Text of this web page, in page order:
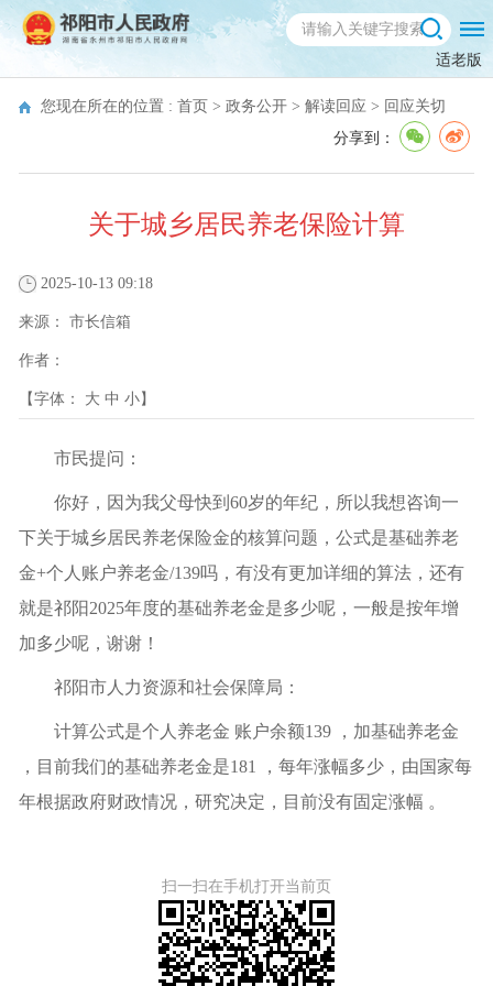
适老版
您现在所在的位置 : 首页 > 政务公开 > 解读回应 > 回应关切
分享到：
关于城乡居民养老保险计算
2025-10-13 09:18
来源： 市长信箱
作者：
【字体： 大 中 小】
市民提问：
你好，因为我父母快到60岁的年纪，所以我想咨询一
下关于城乡居民养老保险金的核算问题，公式是基础养老
金+个人账户养老金/139吗，有没有更加详细的算法，还有
就是祁阳2025年度的基础养老金是多少呢，一般是按年增
加多少呢，谢谢！
祁阳市人力资源和社会保障局 ：
计算公式是个人养老金 账户余额139 ，加基础养老金
，目前我们的基础养老金是181 ，每年涨幅多少，由国家每
年根据政府财政情况，研究决定，目前没有固定涨幅 。
扫一扫在手机打开当前页